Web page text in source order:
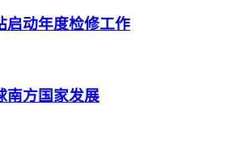
启动年度检修工作
南方国家发展